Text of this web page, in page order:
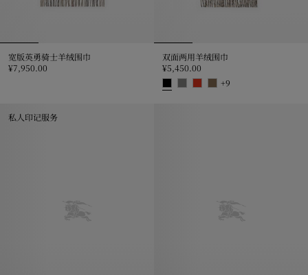
宽版英勇骑士羊绒围巾
¥7,950.00
双面两用羊绒围巾
¥5,450.00
+9
私人印记服务